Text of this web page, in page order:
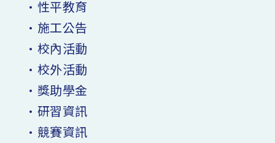
•性平教育
•施工公告
•校內活動
•校外活動
•獎助學金
•研習資訊
•競賽資訊